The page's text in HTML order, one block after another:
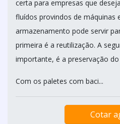
certa para empresas que
fluídos provindos de máquinas
armazenamento pode servir
primeira é a reutilização. A
importante, é a preservação
Com os paletes com baci...
Cotar